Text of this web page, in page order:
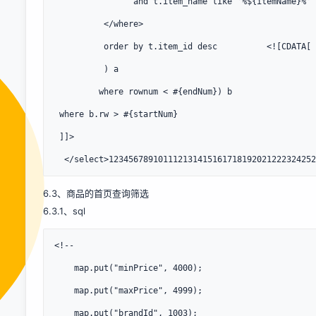
</where>
order by t.item_id desc          <![CDATA[
) a
where rownum < #{endNum}) b
where b.rw > #{startNum}
]]>
</
6.3、商品的首页查询筛选
6.3.1、sql
<!--
map.put("minPrice", 4000);
map.put("maxPrice", 4999);
map.put("brandId", 1003);